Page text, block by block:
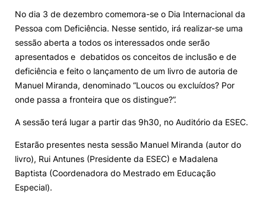
Investigação e Projetos
Alunos
Knowledge Factory
No dia 3 de dezembro comemora-se o Dia Internacional da
Pessoa com Deficiência. Nesse sentido, irá realizar-se uma
sessão aberta a todos os interessados onde serão
apresentados e debatidos os conceitos de inclusão e de
deficiência e feito o lançamento de um livro de autoria de
Manuel Miranda, denominado “Loucos ou excluídos? Por
onde passa a fronteira que os distingue?”.
A sessão terá lugar a partir das 9h30, no Auditório da ESEC.
Estarão presentes nesta sessão Manuel Miranda (autor do
livro), Rui Antunes (Presidente da ESEC) e Madalena
Baptista (Coordenadora do Mestrado em Educação
Especial).